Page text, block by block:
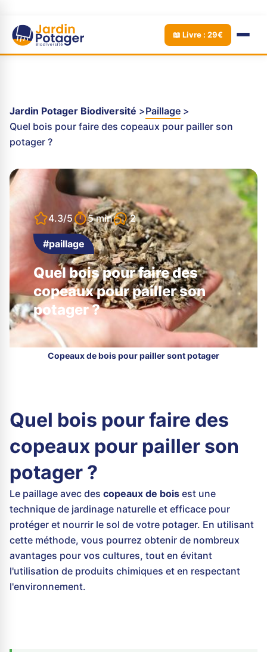
📖 Livre : 29€
Jardin Potager Biodiversité
Paillage
Quel bois pour faire des copeaux pour pailler son
potager ?
4.3/5 5 min 2
#paillage
Quel bois pour faire des
copeaux pour pailler son
potager ?
Copeaux de bois pour pailler sont potager
Quel bois pour faire des
copeaux pour pailler son
potager ?
Le paillage avec des copeaux de bois est une
technique de jardinage naturelle et efficace pour
protéger et nourrir le sol de votre potager. En utilisant
cette méthode, vous pourrez obtenir de nombreux
avantages pour vos cultures, tout en évitant
l'utilisation de produits chimiques et en respectant
l'environnement.